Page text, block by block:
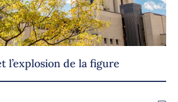
l’explosion de la figure